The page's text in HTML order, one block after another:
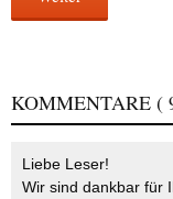
KOMMENTARE (
Liebe Leser!
Wir sind dankbar für